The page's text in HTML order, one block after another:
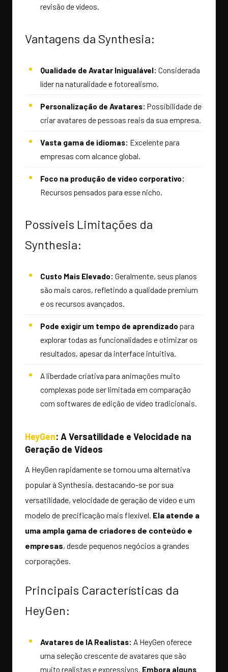
revisão de vídeos.
Vantagens da Synthesia:
Qualidade de Avatar Inigualável: Considerada
líder na naturalidade e fotorealismo.
Personalização de Avatares: Possibilidade de
criar avatares de pessoas reais da sua empresa.
Vasta gama de idiomas: Excelente para
empresas com alcance global.
Foco na produção de vídeo corporativo:
Recursos pensados para esse nicho.
Possíveis Limitações da
Synthesia:
Custo Mais Elevado: Geralmente, seus planos
são mais caros, refletindo a qualidade premium
e os recursos avançados.
Pode exigir um tempo de aprendizadopara
explorar todas as funcionalidades e otimizar os
resultados, apesar da interface intuitiva.
A liberdade criativa para animações muito
complexas pode ser limitada em comparação
com softwares de edição de vídeo tradicionais.
HeyGen: A Versatilidade e Velocidade na
Geração de Vídeos
A HeyGen rapidamente se tornou uma alternativa
popular à Synthesia, destacando-se por sua
versatilidade, velocidade de geração de vídeo e um
modelo de precificação mais flexível. Ela atende a
uma ampla gama de criadores de conteúdo e
empresas, desde pequenos negócios a grandes
corporações.
Principais Características da
HeyGen:
Avatares de IA Realistas: A HeyGen oferece
uma seleção crescente de avatares que são
muito realistas e expressivos. Embora alguns